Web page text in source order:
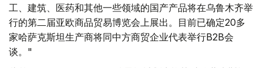
工、建筑、医药和其他一些领域的国产产品将在乌鲁木齐举
行的第二届亚欧商品贸易博览会上展出。目前已确定20多
家哈萨克斯坦生产商将同中方商贸企业代表举行B2B会
谈。"